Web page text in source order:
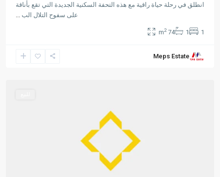
انطلق في رحلة حياة راقية مع هذه التحفة السكنية الجديدة التي تقع بأناقة
على سفوح التلال الب
1
1
74 m
2
Meps EstateAlsancak,